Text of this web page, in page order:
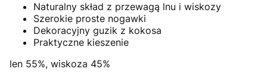
Naturalny skład z przewagą lnu i wiskozy
Szerokie proste nogawki
Dekoracyjny guzik z kokosa
Praktyczne kieszenie
len 55%, wiskoza 45%